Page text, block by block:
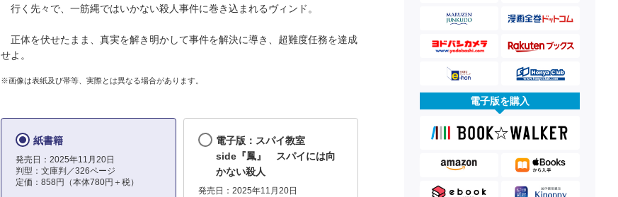
行く先々で、一筋縄ではいかない殺人事件に巻き込まれるヴィンド。
正体を伏せたまま、真実を解き明かして事件を解決に導き、超難度任務を達成
せよ。
※画像は表紙及び帯等、実際とは異なる場合があります。
紙書籍
発売日：2025年11月20日
判型：文庫判／326ページ
定価：858円（本体780円＋税）
電子版：スパイ教室
side『鳳』 スパイには向
かない殺人
発売日：2025年11月20日
電子版を購入